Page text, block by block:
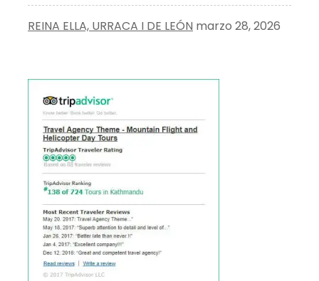
REINA ELLA, URRACA I DE LEÓN marzo 28, 2026